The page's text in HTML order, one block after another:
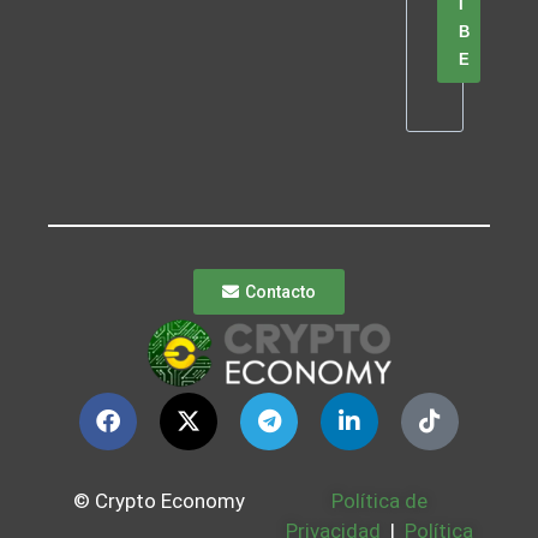
B
E
Contacto
© Crypto Economy
Política de
Privacidad | Política